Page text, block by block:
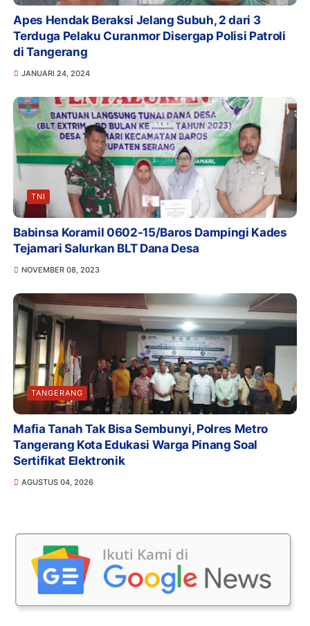
Apes Hendak Beraksi Jelang Subuh, 2 dari 3
Terduga Pelaku Curanmor Disergap Polisi Patroli
di Tangerang
JANUARI 24, 2024
TNI
Babinsa Koramil 0602-15/Baros Dampingi Kades
Tejamari Salurkan BLT Dana Desa
NOVEMBER 08, 2023
TANGERANG
Mafia Tanah Tak Bisa Sembunyi, Polres Metro
Tangerang Kota Edukasi Warga Pinang Soal
Sertifikat Elektronik
AGUSTUS 04, 2026